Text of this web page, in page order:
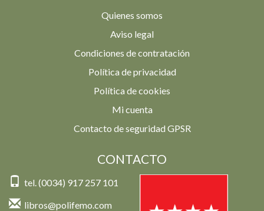
Quienes somos
Aviso legal
Condiciones de contratación
Política de privacidad
Política de cookies
Mi cuenta
Contacto de seguridad GPSR
CONTACTO
tel. (0034) 917 257 101
libros@polifemo.com